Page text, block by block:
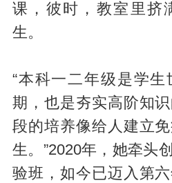
课，彼时，教室里挤
生。
“本科一二年级是学
期，也是夯实高阶知
段的培养像给人建立
生。”2020年，她牵头
验班，如今已迈入第